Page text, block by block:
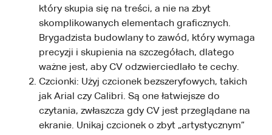
który skupia się na treści, a nie na zbyt
skomplikowanych elementach graficznych.
Brygadzista budowlany to zawód, który wymaga
precyzji i skupienia na szczegółach, dlatego
ważne jest, aby CV odzwierciedlało te cechy.
Czcionki: Użyj czcionek bezszeryfowych, takich
jak Arial czy Calibri. Są one łatwiejsze do
czytania, zwłaszcza gdy CV jest przeglądane na
ekranie. Unikaj czcionek o zbyt „artystycznym”